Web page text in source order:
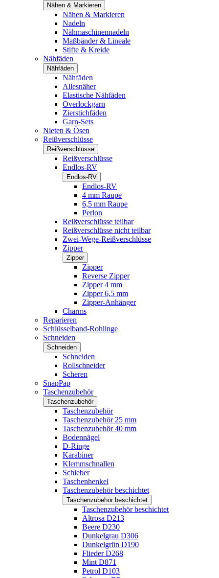
Nähen & Markieren
Nähen & Markieren
Nadeln
Nähmaschinennadeln
Maßbänder & Lineale
Stifte & Kreide
Nähfäden
Nähfäden
Nähfäden
Allesnäher
Elastische Nähfäden
Overlockgarn
Zierstichfäden
Garn-Sets
Nieten & Ösen
Reißverschlüsse
Reißverschlüsse
Reißverschlüsse
Endlos-RV
Endlos-RV
Endlos-RV
4 mm Raupe
6,5 mm Raupe
Perlon
Reißverschlüsse teilbar
Reißverschlüsse nicht teilbar
Zwei-Wege-Reißverschlüsse
Zipper
Zipper
Zipper
Reverse Zipper
Zipper 4 mm
Zipper 6,5 mm
Zipper-Anhänger
Charms
Reparieren
Schlüsselband-Rohlinge
Schneiden
Schneiden
Schneiden
Rollschneider
Scheren
SnapPap
Taschenzubehör
Taschenzubehör
Taschenzubehör
Taschenzubehör 25 mm
Taschenzubehör 40 mm
Bodennägel
D-Ringe
Karabiner
Klemmschnallen
Schieber
Taschenhenkel
Taschenzubehör beschichtet
Taschenzubehör beschichtet
Taschenzubehör beschichtet
Altrosa D213
Beere D230
Dunkelgrau D306
Dunkelgrün D190
Flieder D268
Mint D871
Petrol D103